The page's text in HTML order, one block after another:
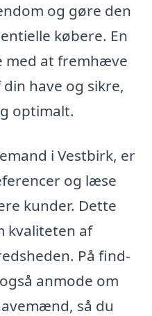
og gøre den
købere. En
med at fremhæve
have og sikre,
optimalt.
i Vestbirk, er
og læse
kunder. Dette
kvaliteten af
På find-
anmode om
så du